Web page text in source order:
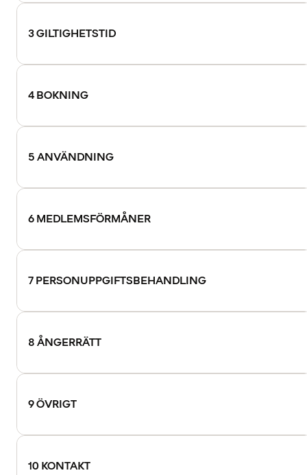
3 GILTIGHETSTID
4 BOKNING
5 ANVÄNDNING
6 MEDLEMSFÖRMÅNER
7 PERSONUPPGIFTSBEHANDLING
8 ÅNGERRÄTT
9 ÖVRIGT
10 KONTAKT